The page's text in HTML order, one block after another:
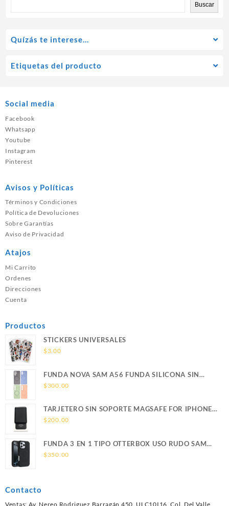
Buscar
Quízás te interese…
Etiquetas del producto
Social media
Facebook
Whatsapp
Youtube
Instagram
Pinterest
Avisos y Políticas
Términos y Condiciones
Política de Devoluciones
Sobre Garantías
Aviso de Privacidad
Atajos
Mi Carrito
Ordenes
Direcciones
Cuenta
Productos
STICKERS UNIVERSALES
$3.00
FUNDA NOVA SAM A56 FUNDA SILICONA SIN
SOPORTE MAGNETICO SAMSUNG
$300.00
TARJETERO SIN SOPORTE MAGSAFE FOR IPHONE
LEATHER WALLET MAGSAFE
$200.00
FUNDA 3 EN 1 TIPO OTTERBOX USO RUDO SAM
S26 ULTRA SAMSUNG S26 ULTRA
$350.00
Contacto
Ventas: Av. Nereo Rodriguez Barragán 450, ULC10I16, Col. Del Valle,